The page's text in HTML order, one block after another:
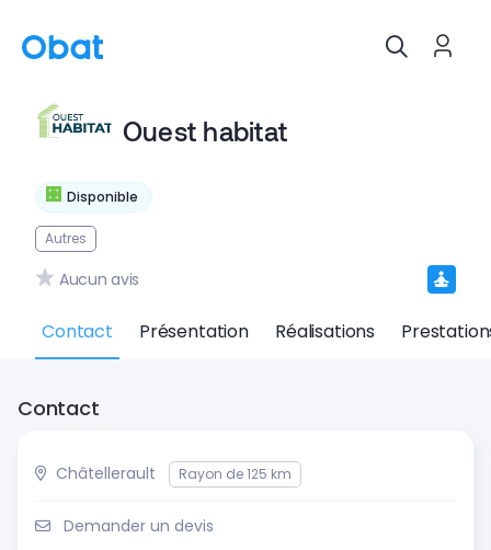
Disponible
Ouest habitat
Autres
Aucun avis
Contact Présentation Réalisations
Contact
Châtellerault Rayon de 125 km
Demander un devis